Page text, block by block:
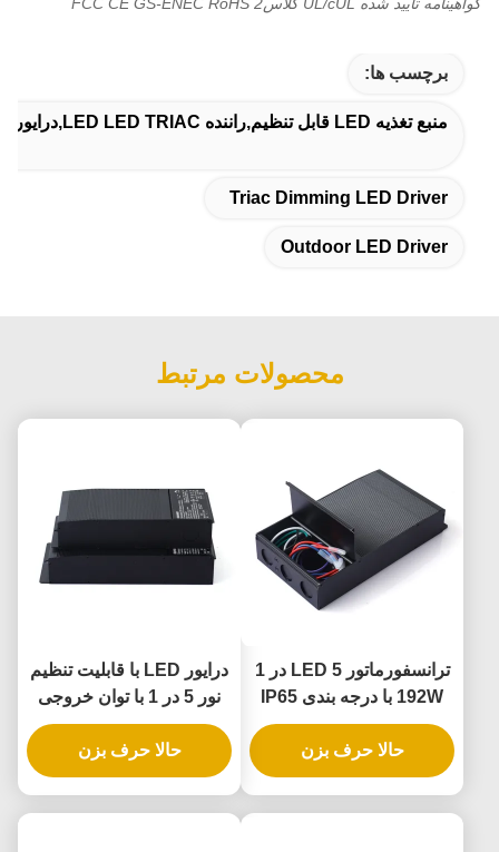
برچسب ها:
منبع تغذیه LED قابل تنظیم,راننده LED LED TRIAC,درایور LED فضای باز
Triac Dimming LED Driver
Outdoor LED Driver
محصولات مرتبط
ترانسفورماتور LED 5 در 1
192W با درجه بندی IP65
برای کاربردهای کم رنگ
مرحله ای جهانی
حالا حرف بزن
درایور LED با قابلیت تنظیم
نور 5 در 1 با توان خروجی
288 وات و درجه حفاظت
IP65 برای کاربردهای
روشنایی عمومی
حالا حرف بزن